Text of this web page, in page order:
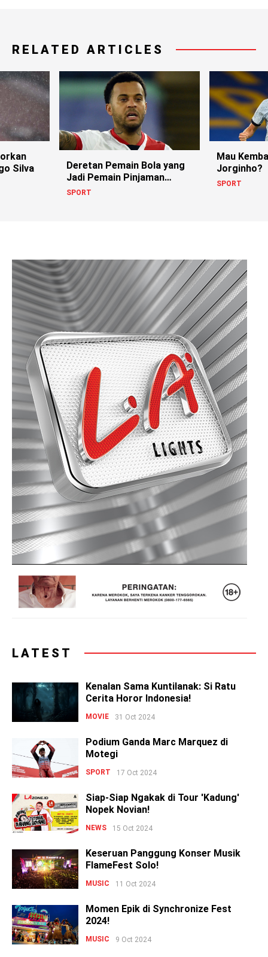
RELATED ARTICLES
Silva
Deretan Pemain Bola yang
Jadi Pemain Pinjaman
Dalam Karirnya
SPORT
Mau
Jorginho?
SPORT
LATEST
Kenalan Sama Kuntilanak: Si Ratu
Cerita Horor Indonesia!
MOVIE 31 Oct 2024
Podium Ganda Marc Marquez di
Motegi
SPORT 17 Oct 2024
Siap-Siap Ngakak di Tour 'Kadung'
Nopek Novian!
NEWS 15 Oct 2024
Keseruan Panggung Konser Musik
FlameFest Solo!
MUSIC 11 Oct 2024
Momen Epik di Synchronize Fest
2024!
MUSIC 9 Oct 2024